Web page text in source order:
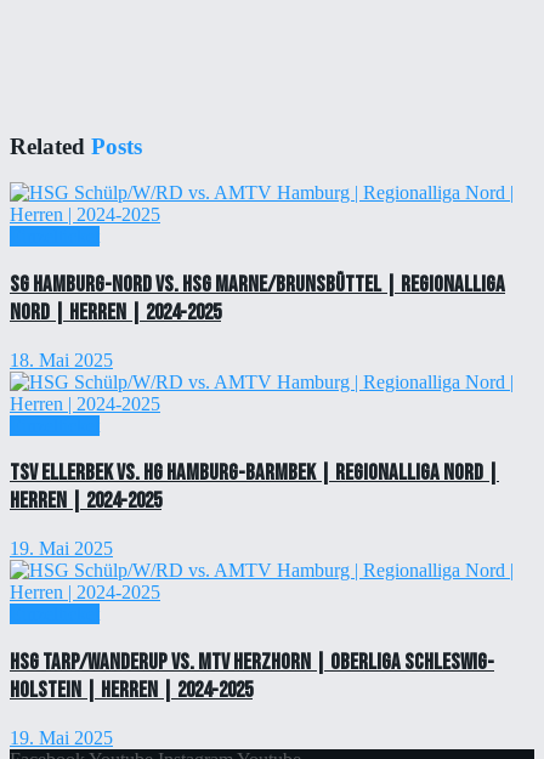
Related Posts
SG Hamburg-Nord vs. HSG Marne/Brunsbüttel | Regionalliga
Nord | Herren | 2024-2025
18. Mai 2025
TSV Ellerbek vs. HG Hamburg-Barmbek | Regionalliga Nord |
Herren | 2024-2025
19. Mai 2025
HSG Tarp/Wanderup vs. MTV Herzhorn | Oberliga Schleswig-
Holstein | Herren | 2024-2025
19. Mai 2025